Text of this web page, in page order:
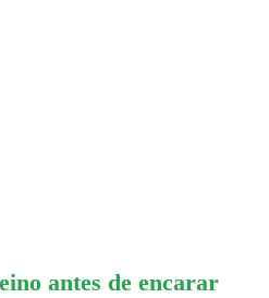
antes de encarar